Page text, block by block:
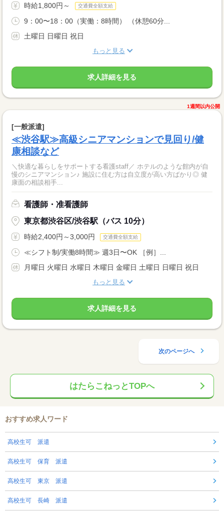
時給1,800円～ 交通費全額支給
9：00〜18：00（実働：8時間） （休憩60分...
土曜日 日曜日 祝日
もっと見る
求人詳細を見る
1週間以内公開
[一般派遣]
≪渋谷駅≫高級シニアマンションで見回り/健
康相談など
＼快適な暮らしをサポートする看護staff／ ホテルのような館内が自
慢のシニアマンション♪ 施設に住む方は自立度が高い方ばかり◎ 健
康面の相談相手...
看護師・准看護師
東京都渋谷区/渋谷駅（バス 10分）
時給2,400円～3,000円 交通費全額支給
≪シフト制/実働8時間≫ 週3日〜OK ［例］...
月曜日 火曜日 水曜日 木曜日 金曜日 土曜日 日曜日 祝日
もっと見る
求人詳細を見る
次のページへ
はたらこねっとTOPへ
おすすめ求人ワード
高校生可 派遣
高校生可 保育 派遣
高校生可 東京 派遣
高校生可 長崎 派遣